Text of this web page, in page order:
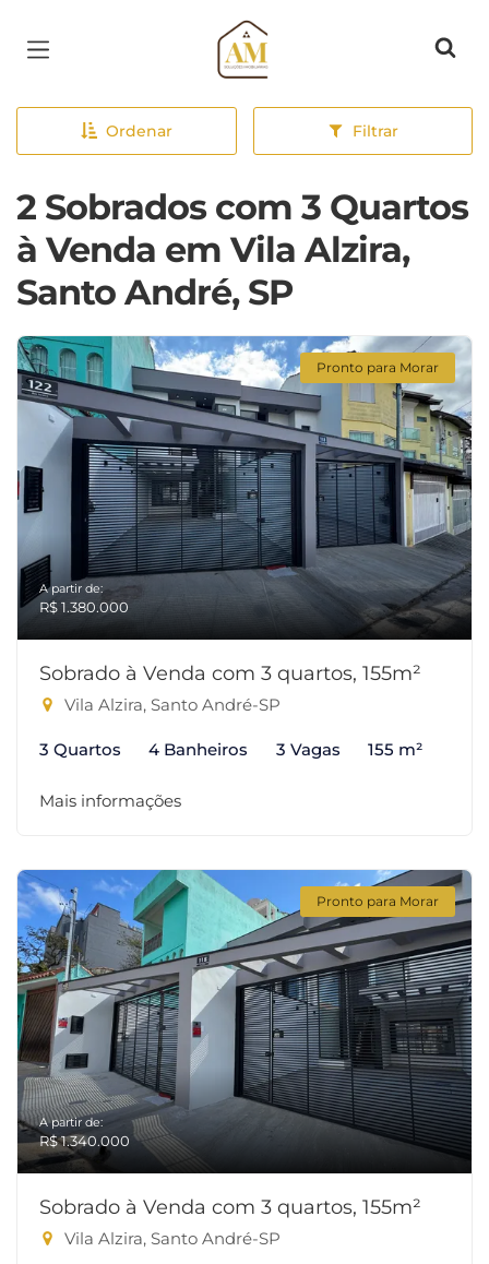
Página inicial
Ordenar Filtrar
2 Sobrados com 3 Quartos
à Venda em Vila Alzira,
Santo André, SP
Pronto para Morar
A partir de:
R$ 1.380.000
Sobrado à Venda com 3 quartos, 155m²
Vila Alzira, Santo André-SP
3 Quartos 4 Banheiros 3 Vagas 155 m²
Mais informações
Pronto para Morar
A partir de:
R$ 1.340.000
Sobrado à Venda com 3 quartos, 155m²
Vila Alzira, Santo André-SP